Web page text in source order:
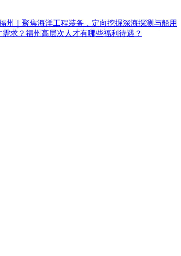
州｜聚焦海洋工程装备，定向挖掘深海探测与船用
求？福州高层次人才有哪些福利待遇？